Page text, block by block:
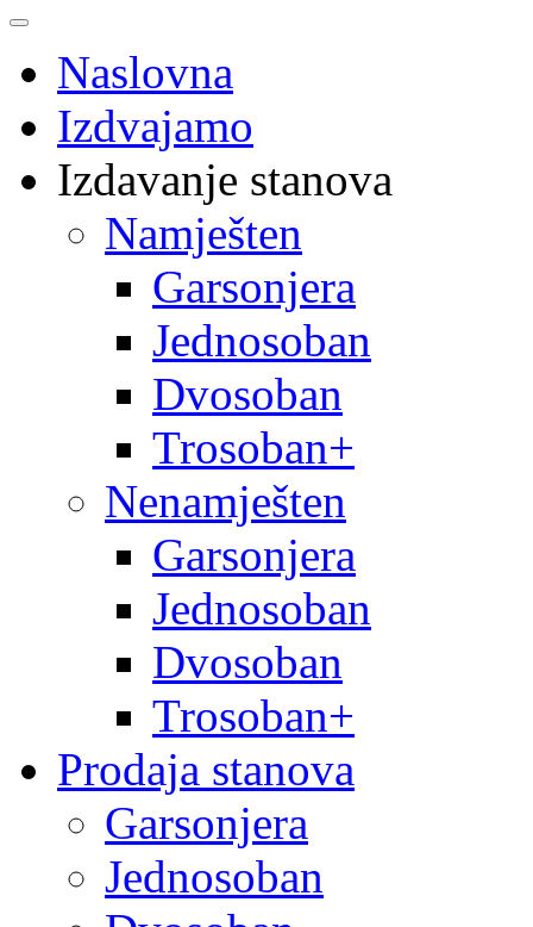
Naslovna
Izdvajamo
Izdavanje stanova
Namješten
Garsonjera
Jednosoban
Dvosoban
Trosoban+
Nenamješten
Garsonjera
Jednosoban
Dvosoban
Trosoban+
Prodaja stanova
Garsonjera
Jednosoban